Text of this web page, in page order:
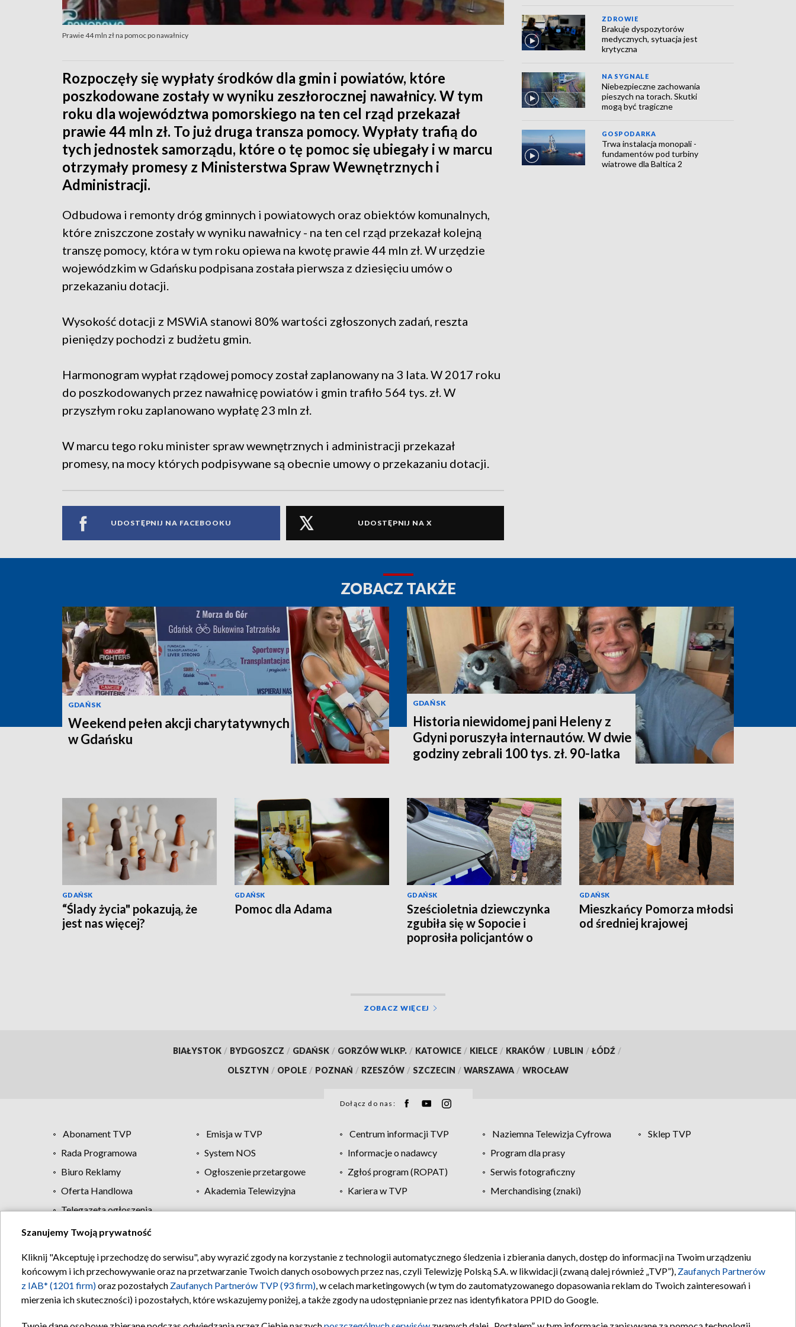
Prawie 44 mln zł na pomoc po nawałnicy
Rozpoczęły się wypłaty środków dla gmin i powiatów, które
poszkodowane zostały w wyniku zeszłorocznej nawałnicy. W tym
roku dla województwa pomorskiego na ten cel rząd przekazał
prawie 44 mln zł. To już druga transza pomocy. Wypłaty trafią do
tych jednostek samorządu, które o tę pomoc się ubiegały i w marcu
otrzymały promesy z Ministerstwa Spraw Wewnętrznych i
Administracji.
Odbudowa i remonty dróg gminnych i powiatowych oraz obiektów komunalnych,
które zniszczone zostały w wyniku nawałnicy - na ten cel rząd przekazał kolejną
transzę pomocy, która w tym roku opiewa na kwotę prawie 44 mln zł. W urzędzie
wojewódzkim w Gdańsku podpisana została pierwsza z dziesięciu umów o
przekazaniu dotacji.
Wysokość dotacji z MSWiA stanowi 80% wartości zgłoszonych zadań, reszta
pieniędzy pochodzi z budżetu gmin.
Harmonogram wypłat rządowej pomocy został zaplanowany na 3 lata. W 2017 roku
do poszkodowanych przez nawałnicę powiatów i gmin trafiło 564 tys. zł. W
przyszłym roku zaplanowano wypłatę 23 mln zł.
W marcu tego roku minister spraw wewnętrznych i administracji przekazał
promesy, na mocy których podpisywane są obecnie umowy o przekazaniu dotacji.
UDOSTĘPNIJ NA FACEBOOKU UDOSTĘPNIJ NA X
ZDROWIE
Brakuje dyspozytorów
medycznych, sytuacja jest
krytyczna
NA SYGNALE
Niebezpieczne zachowania
pieszych na torach. Skutki
mogą być tragiczne
GOSPODARKA
Trwa instalacja monopali -
fundamentów pod turbiny
wiatrowe dla Baltica 2
ZOBACZ TAKŻE
GDAŃSK
Weekend pełen akcji charytatywnych
w Gdańsku
GDAŃSK
Historia niewidomej pani Heleny z
Gdyni poruszyła internautów. W dwie
godziny zebrali 100 tys. zł. 90-latka
GDAŃSK
“Ślady życia" pokazują, że
jest nas więcej?
GDAŃSK
Pomoc dla Adama
GDAŃSK
Sześcioletnia dziewczynka
zgubiła się w Sopocie i
poprosiła policjantów o
GDAŃSK
Mieszkańcy Pomorza młodsi
od średniej krajowej
ZOBACZ WIĘCEJ
BIAŁYSTOK / BYDGOSZCZ / GDAŃSK / GORZÓW WLKP. / KATOWICE / KIELCE / KRAKÓW / LUBLIN / ŁÓDŹ /
OLSZTYN / OPOLE / POZNAŃ / RZESZÓW / SZCZECIN / WARSZAWA / WROCŁAW
Dołącz do nas:
Abonament TVP Emisja w TVP Centrum informacji TVP Naziemna Telewizja Cyfrowa
Sklep TVP
Rada Programowa
System NOS Informacje o nadawcy
Program dla prasy
Biuro Reklamy
Ogłoszenie przetargowe Zgłoś program (ROPAT)
Serwis fotograficzny
Oferta Handlowa
Akademia Telewizyjna Kariera w TVP
Merchandising (znaki)
Telegazeta ogłoszenia
Regulamin TVP Polityka prywatności Moje zgody Pomoc Biuro reklamy Kontakt
Szanujemy Twoją prywatność
Kliknij "Akceptuję i przechodzę do serwisu", aby wyrazić zgody na korzystanie z technologii automatycznego śledzenia i zbierania danych, dostęp do informacji na Twoim urządzeniu
końcowym i ich przechowywanie oraz na przetwarzanie Twoich danych osobowych przez nas, czyli Telewizję Polską S.A. w likwidacji (zwaną dalej również „TVP”), Zaufanych Partnerów
z IAB* (1201 firm)oraz pozostałych Zaufanych Partnerów TVP (93 firm), w celach marketingowych (w tym do zautomatyzowanego dopasowania reklam do Twoich zainteresowań i
mierzenia ich skuteczności) i pozostałych, które wskazujemy poniżej, a także zgody na udostępnianie przez nas identyfikatora PPID do Google.